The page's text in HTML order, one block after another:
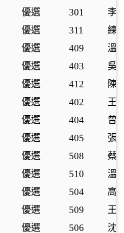
優選 301
李
優選 311
練
優選 409
溫
優選 403
吳
優選 412
陳
優選 402
王
優選 404
曾
優選 405
張
優選 508
蔡
優選 510
溫
優選 504
高
優選 509
王
優選 506
沈